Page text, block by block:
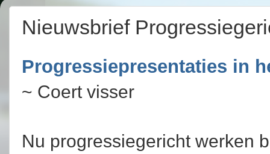
Nieuwsbrief
Progressiepresentaties in
~ Coert visser
Nu progressiegericht werken